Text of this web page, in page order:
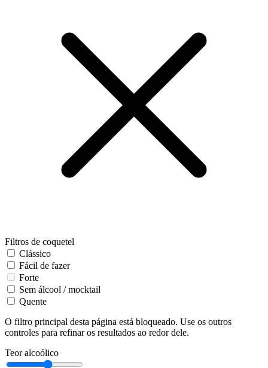
Filtros de coquetel
Clássico
Fácil de fazer
Forte
Sem álcool / mocktail
Quente
O filtro principal desta página está bloqueado. Use os outros
controles para refinar os resultados ao redor dele.
Teor alcoólico